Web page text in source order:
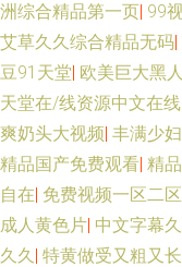
洲综合精品第一页| 99
艾草久久综合精品无码|
豆91天堂| 欧美巨大黑
天堂在/线资源中文在
爽奶头大视频| 丰满少
精品国产免费观看| 精
自在| 免费视频一区二区
成人黄色片| 中文字幕
久久| 特黄做受又粗又